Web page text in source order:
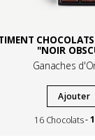
"NOIR
Ganaches
Ajouter
16 Chocolats